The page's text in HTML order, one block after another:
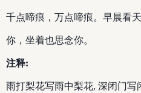
千点啼痕，万点啼痕。早晨看
你，坐着也思念你。
注释:
雨打梨花写雨中梨花, 深闭门